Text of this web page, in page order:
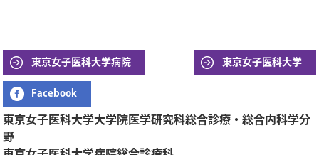
東京女子医科大学病院 東京女子医科大学
Facebook
東京女子医科大学大学院医学研究科総合診療・総合内科学分
野